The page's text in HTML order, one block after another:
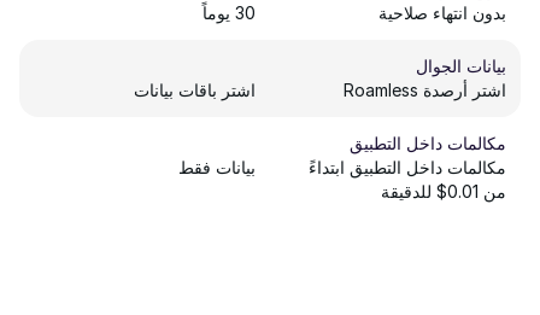
بدون انتهاء صلاحية
30 يوماً
بيانات الجوال
اشتر أرصدة Roamless
اشتر باقات بيانات
مكالمات داخل التطبيق
مكالمات داخل التطبيق ابتداءً
من 0.01$ للدقيقة
بيانات فقط